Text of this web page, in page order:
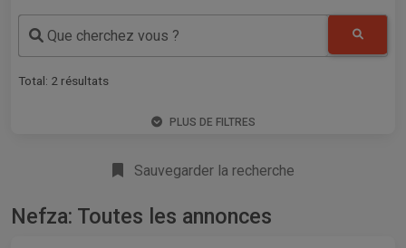
Que cherchez vous ?
Total: 2 résultats
PLUS DE FILTRES
Sauvegarder la recherche
Nefza: Toutes les annonces